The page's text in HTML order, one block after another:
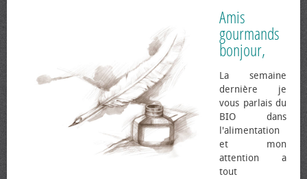
Amis
gourmands
bonjour,
La semaine
dernière je
vous parlais du
BIO dans
l'alimentation
et mon
attention a
tout